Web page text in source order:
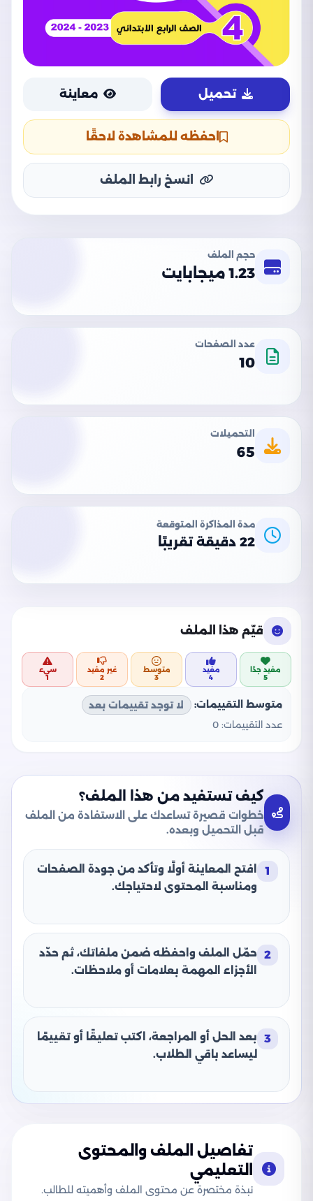
تحميل معاينة
احفظه للمشاهدة لاحقًا
انسخ رابط الملف
حجم الملف
1.23 ميجابايت
عدد الصفحات
10
التحميلات
65
مدة المذاكرة المتوقعة
22 دقيقة تقريبًا
قيّم هذا الملف
مفيد جدًا
5
مفيد
4
متوسط
3
غير مفيد
2
سيء
1
متوسط التقييمات:
لا توجد تقييمات بعد
عدد التقييمات: 0
كيف تستفيد من هذا الملف؟
خطوات قصيرة تساعدك على الاستفادة من الملف
قبل التحميل وبعده.
1
افتح المعاينة أولًا وتأكد من جودة الصفحات
ومناسبة المحتوى لاحتياجك.
2 حمّل الملف واحفظه ضمن ملفاتك، ثم حدّد
الأجزاء المهمة بعلامات أو ملاحظات.
3
بعد الحل أو المراجعة، اكتب تعليقًا أو تقييمًا
ليساعد باقي الطلاب.
تفاصيل الملف والمحتوى
التعليمي
نبذة مختصرة عن محتوى الملف وأهميته للطالب.